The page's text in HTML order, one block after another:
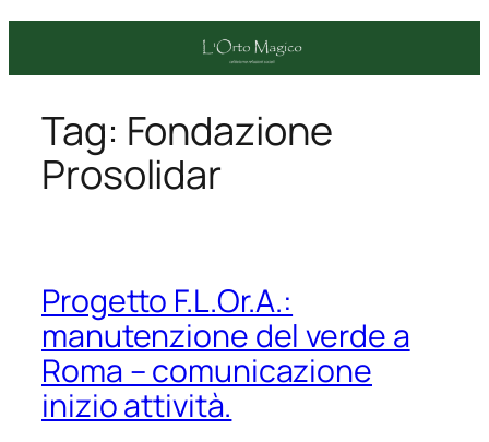
Tag: Fondazione
Prosolidar
Progetto F.L.Or.A.:
manutenzione del verde a
Roma – comunicazione
inizio attività.